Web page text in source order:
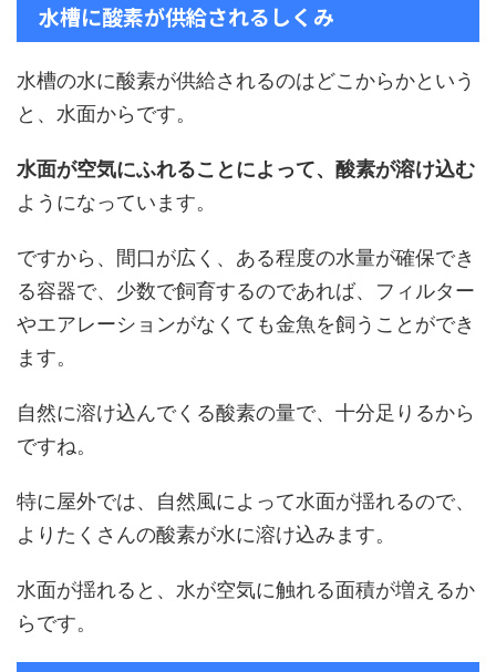
水槽に酸素が供給されるしくみ
水槽の水に酸素が供給されるのはどこからかという
と、水面からです。
水面が空気にふれることによって、酸素が溶け込む
ようになっています。
ですから、間口が広く、ある程度の水量が確保でき
る容器で、少数で飼育するのであれば、フィルター
やエアレーションがなくても金魚を飼うことができ
ます。
自然に溶け込んでくる酸素の量で、十分足りるから
ですね。
特に屋外では、自然風によって水面が揺れるので、
よりたくさんの酸素が水に溶け込みます。
水面が揺れると、水が空気に触れる面積が増えるか
らです。